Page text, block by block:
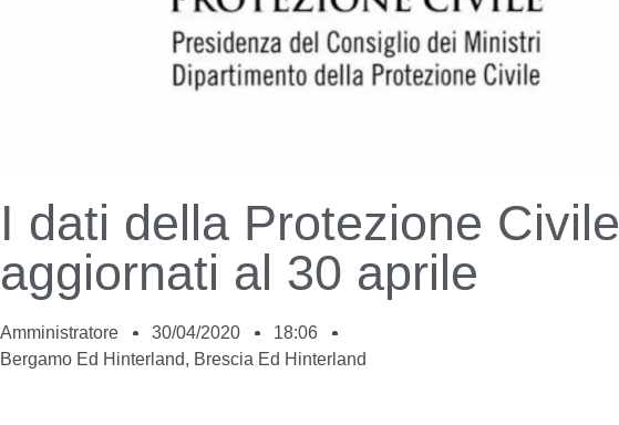
I dati della Protezione Civile
aggiornati al 30 aprile
Amministratore 30/04/2020
18:06
Bergamo Ed Hinterland, Brescia Ed Hinterland